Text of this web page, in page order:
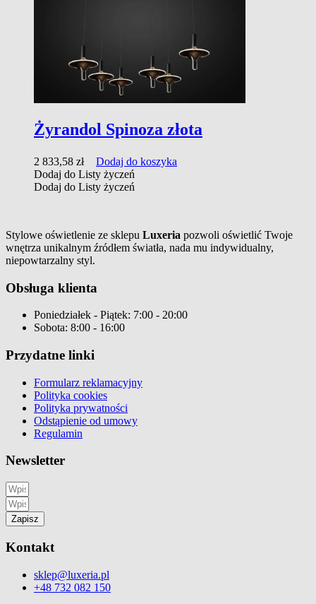
Żyrandol Spinoza złota
2 833,58 zł
Dodaj do koszyka
Dodaj do Listy życzeń
Dodaj do Listy życzeń
Stylowe oświetlenie ze sklepu Luxeria pozwoli oświetlić Twoje
wnętrza unikalnym źródłem światła, nada mu indywidualny,
niepowtarzalny styl.
Obsługa klienta
Poniedziałek - Piątek: 7:00 - 20:00
Sobota: 8:00 - 16:00
Przydatne linki
Formularz reklamacyjny
Polityka cookies
Polityka prywatności
Odstąpienie od umowy
Regulamin
Newsletter
Zapisz
Kontakt
sklep@luxeria.pl
+48 732 082 150